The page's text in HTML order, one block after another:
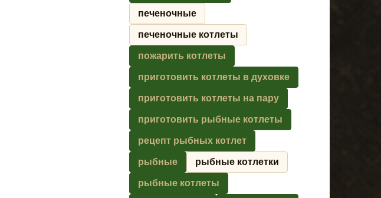
печеночные
печеночные котлеты
пожарить котлеты
приготовить котлеты в духовке
приготовить котлеты на пару
приготовить рыбные котлеты
рецепт рыбных котлет
рыбные рыбные котлетки
рыбные котлеты